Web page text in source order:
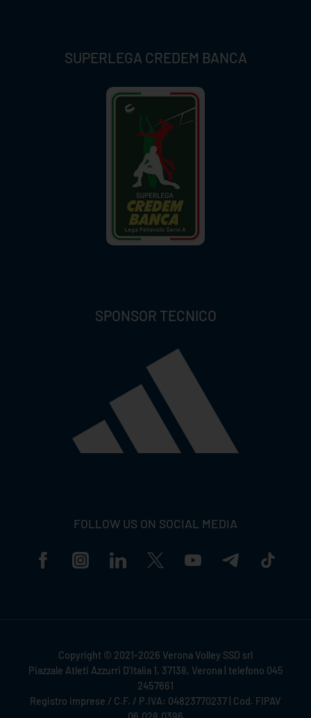
SUPERLEGA CREDEM BANCA
SPONSOR TECNICO
FOLLOW US ON SOCIAL MEDIA
Copyright © 2021-2026 Verona Volley SSD srl
Piazzale Atleti Azzurri D'Italia 1, 37138, Verona | telefono 045
2457661
Registro imprese / C.F. / P.IVA: 04823770237 | Cod. FIPAV